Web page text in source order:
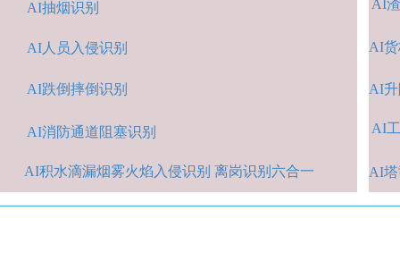
AI人 员入侵识别
AI消防通道阻塞识别
AI抽烟识别
AI跌倒摔倒识别
AI积水滴漏烟雾火焰入侵识别 离岗识别六合一
AI
AI
AI
AI货
AI